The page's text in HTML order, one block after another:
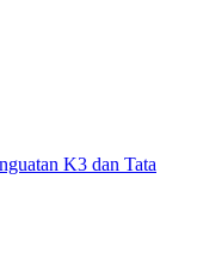
K3 dan Tata